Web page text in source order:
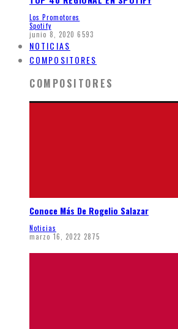
Los Promotores
Spotify
junio 8, 2020 6593
NOTICIAS
COMPOSITORES
COMPOSITORES
Conoce Más De Rogelio Salazar
Noticias
marzo 16, 2022 2875